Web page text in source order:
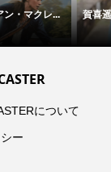
ン・マクレ... 賀喜
について
ー